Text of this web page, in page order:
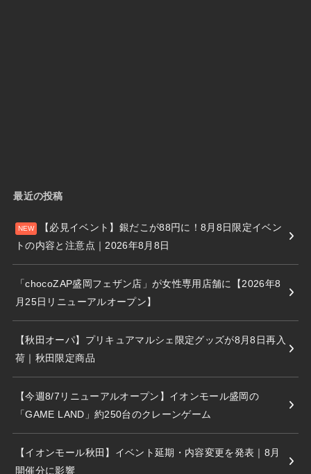
最近の投稿
【必見イベント】銀だこが88円に！8月8日限定イベン
トの内容と注意点｜2026年8月8日
「chocoZAP盛岡フェザン店」が女性専用店舗に【2026年8
月25日リニューアルオープン】
【秋田オーパ】プリキュアマルシェ限定グッズが8月8日再入
荷｜秋田限定商品
【今週8/7リニューアルオープン】イオンモール盛岡の
「GAME LAND」約250台のクレーンゲーム
【イオンモール秋田】イベント延期・内容変更を発表｜8月
開催分に影響